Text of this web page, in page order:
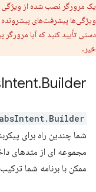
ویژگی‌ها پیشرفت‌های پیشرونده
دستی تأیید کنید که آیا
خیر.
Intent.Builder
شما چندین راه برای
مجموعه ای از متدهای
ممکن با برنامه شما